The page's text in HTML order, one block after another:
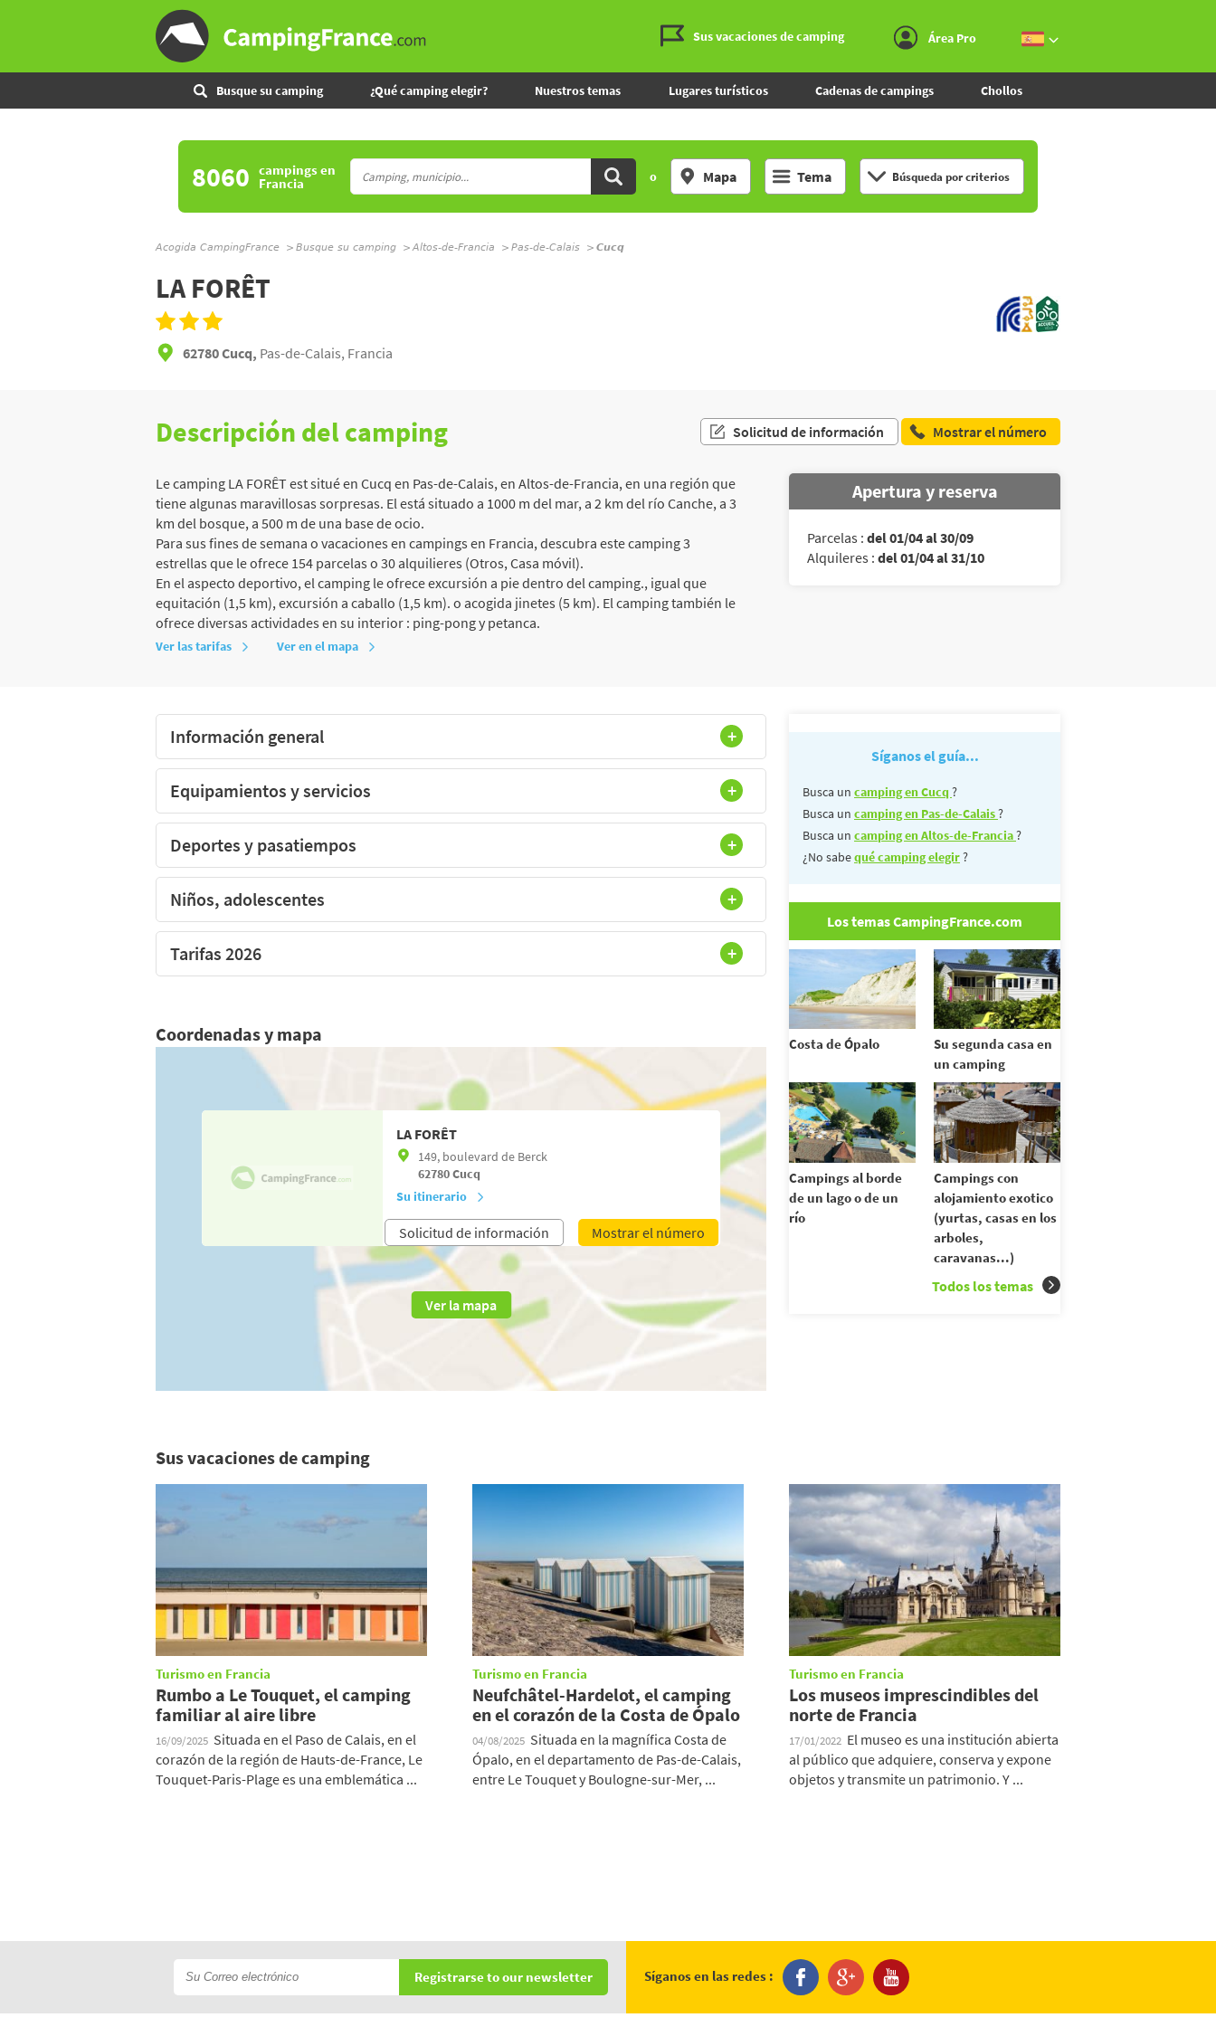
Sus vacaciones de camping Área Pro
Busque su camping ¿Qué camping elegir? Nuestros temas Lugares turísticos Cadenas de campings Chollos
8060 campingsen
Francia o Mapa Tema Búsqueda por criterios
Acogida CampingFrance Busque su camping Altos-de-Francia Pas-de-Calais Cucq
LA FORÊT
62780 Cucq, Pas-de-Calais, Francia
Descripción del camping Solicitud de información Mostrar el número
Le camping LA FORÊT est situé en Cucq en Pas-de-Calais, en Altos-de-Francia, en una región que
tiene algunas maravillosas sorpresas. El está situado a 1000 m del mar, a 2 km del río Canche, a 3
km del bosque, a 500 m de una base de ocio.
Para sus fines de semana o vacaciones en campings en Francia, descubra este camping 3
estrellas que le ofrece 154 parcelas o 30 alquilieres (Otros, Casa móvil).
En el aspecto deportivo, el camping le ofrece excursión a pie dentro del camping., igual que
equitación (1,5 km), excursión a caballo (1,5 km). o acogida jinetes (5 km). El camping también le
ofrece diversas actividades en su interior : ping-pong y petanca.
Apertura y reserva
Parcelas : del 01/04 al 30/09
Alquileres : del 01/04 al 31/10
Ver las tarifas Ver en el mapa
Información general
Equipamientos y servicios
Deportes y pasatiempos
Niños, adolescentes
Tarifas 2026
Coordenadas y mapa
LA FORÊT
149, boulevard de Berck
62780Cucq
Su itinerario
Solicitud de información Mostrar el número
Ver la mapa
Síganos el guía...
Busca un camping en Cucq?
Busca un camping en Pas-de-Calais?
Busca un camping en Altos-de-Francia?
¿No sabequé camping elegir?
Los temas CampingFrance.com
Costa de Ópalo
Su segunda casa en
un camping
Campings al borde
de un lago o de un
río
Campings con
alojamiento exotico
(yurtas, casas en los
arboles,
caravanas...)
Todos los temas
Sus vacaciones de camping
Turismo en Francia
Rumbo a Le Touquet, el camping
familiar al aire libre
16/09/2025 Situada en el Paso de Calais, en el
corazón de la región de Hauts-de-France, Le
Touquet-Paris-Plage es una emblemática ...
Turismo en Francia
Neufchâtel-Hardelot, el camping
en el corazón de la Costa de Ópalo
04/08/2025 Situada en la magnífica Costa de
Ópalo, en el departamento de Pas-de-Calais,
entre Le Touquet y Boulogne-sur-Mer, ...
Turismo en Francia
Los museos imprescindibles del
norte de Francia
17/01/2022 El museo es una institución abierta
al público que adquiere, conserva y expone
objetos y transmite un patrimonio. Y ...
Registrarse to our newsletter Síganos en las redes :